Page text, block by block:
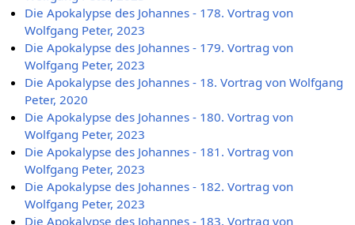
Die Apokalypse des Johannes - 178. Vortrag von
Wolfgang Peter, 2023
Die Apokalypse des Johannes - 179. Vortrag von
Wolfgang Peter, 2023
Die Apokalypse des Johannes - 18. Vortrag von Wolfgang
Peter, 2020
Die Apokalypse des Johannes - 180. Vortrag von
Wolfgang Peter, 2023
Die Apokalypse des Johannes - 181. Vortrag von
Wolfgang Peter, 2023
Die Apokalypse des Johannes - 182. Vortrag von
Wolfgang Peter, 2023
Die Apokalypse des Johannes - 183. Vortrag von